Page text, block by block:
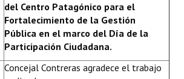
del Centro Patagónico para el
Fortalecimiento de la Gestión
Pública en el marco del Día de la
Participación Ciudadana.
Concejal Contreras agradece el trabajo